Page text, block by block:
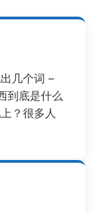
几个词 –
到底是什么
？很多人